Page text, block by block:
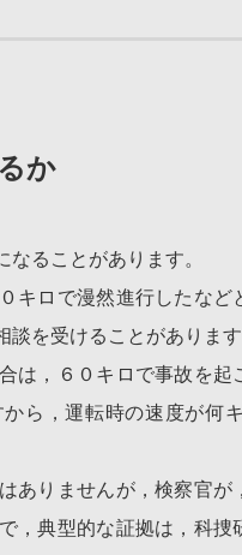
か
ることがあります。
キロで漫然進行したなど
談を受けることがありま
は，６０キロで事故を起
ら，運転時の速度が何
ありませんが，検察官が
，典型的な証拠は，科